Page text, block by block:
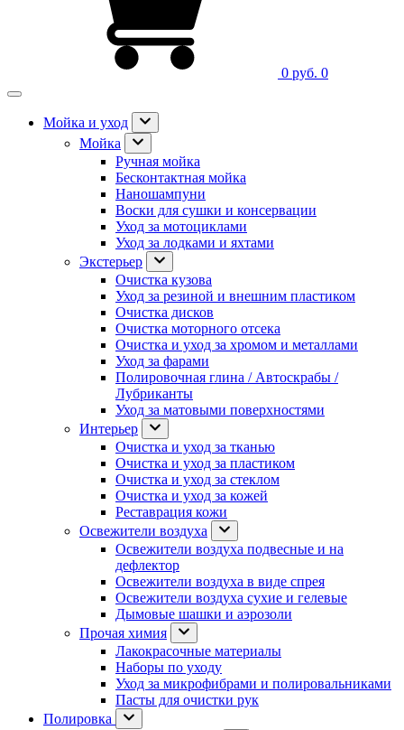
0 руб. 0
Мойка и уход
Мойка
Ручная мойка
Бесконтактная мойка
Наношампуни
Воски для сушки и консервации
Уход за мотоциклами
Уход за лодками и яхтами
Экстерьер
Очистка кузова
Уход за резиной и внешним пластиком
Очистка дисков
Очистка моторного отсека
Очистка и уход за хромом и металлами
Уход за фарами
Полировочная глина / Автоскрабы /
Лубриканты
Уход за матовыми поверхностями
Интерьер
Очистка и уход за тканью
Очистка и уход за пластиком
Очистка и уход за стеклом
Очистка и уход за кожей
Реставрация кожи
Освежители воздуха
Освежители воздуха подвесные и на
дефлектор
Освежители воздуха в виде спрея
Освежители воздуха сухие и гелевые
Дымовые шашки и аэрозоли
Прочая химия
Лакокрасочные материалы
Наборы по уходу
Уход за микрофибрами и полировальниками
Пасты для очистки рук
Полировка